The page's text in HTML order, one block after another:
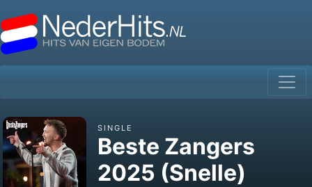
SINGLE
Beste Zangers
2025 (Snelle)